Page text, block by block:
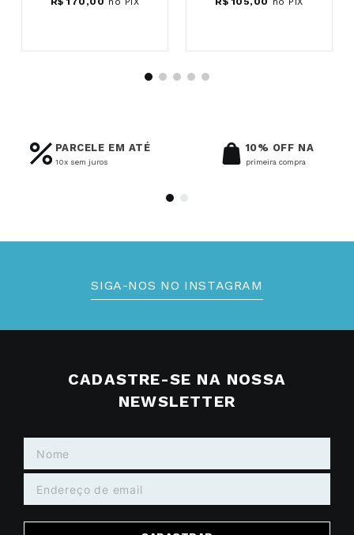
PARCELE EM ATÉ
10x sem juros
10% OFF NA
primeira compra
SIGA-NOS NO INSTAGRAM
CADASTRE-SE NA NOSSA
NEWSLETTER